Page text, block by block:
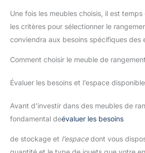
Une fois les meubles choisis, il est
les critères pour sélectionner le
conviendra aux besoins spécifiques des
Comment choisir le meuble de
Évaluer les besoins et l’espace disponible
Avant d’investir dans des meubles de
fondamental deévaluer les besoins
de stockage et l’espacedont vous